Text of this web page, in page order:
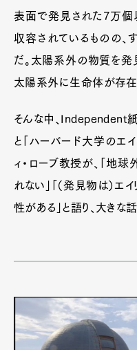
表面で発見された7万
収容されているものの
だ。太陽系外の物質を発
太陽系外に生命体が存在
そんな中、Independent紙
と「ハーバード大学のエ
ィ・ローブ教授が、「地
れない」「（発見物は）
性がある」と語り、大きな